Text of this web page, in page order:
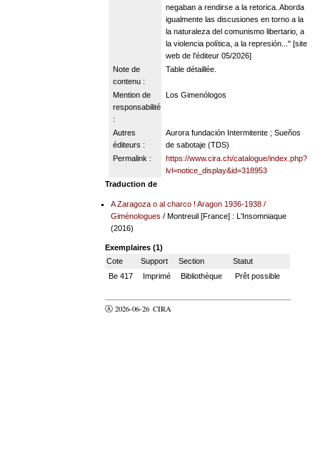
negaban a rendirse a la retorica. Aborda
igualmente las discusiones en torno a la
la naturaleza del comunismo libertario, a
la violencia política, a la represión..." [site
web de l'éditeur 05/2026]
Note de
contenu :
Table détaillée.
Mention de
responsabilité
:
Los Gimenólogos
Autres
éditeurs :
Aurora fundación Intermitente ; Sueños
de sabotaje (TDS)
Permalink :
https://www.cira.ch/catalogue/index.php?
lvl=notice_display&id=318953
Traduction de
A Zaragoza o al charco ! Aragon 1936-1938 /
Giménologues / Montreuil [France] : L'Insomniaque
(2016)
Exemplaires (1)
Cote
Support Section
Statut
Be 417
Imprimé Bibliothèque Prêt possible
Ⓐ 2026-06-26 CIRA